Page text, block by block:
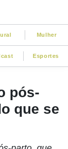
Mulher
Esportes
pós-
que se